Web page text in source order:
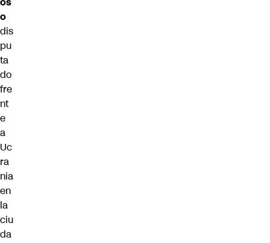
o
dis
pu
ta
do
fre
nt
e
a
Uc
ra
nia
en
la
ciu
da